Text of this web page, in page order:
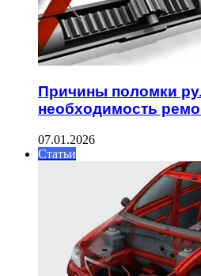
Причины поломки
необходимость
07.01.2026
Статьи